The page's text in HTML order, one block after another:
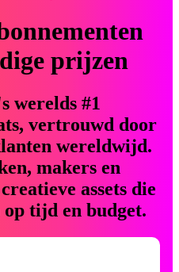
prijzen
werelds #1
vertrouwd door
wereldwijd.
makers en
assets die
tijd en budget.